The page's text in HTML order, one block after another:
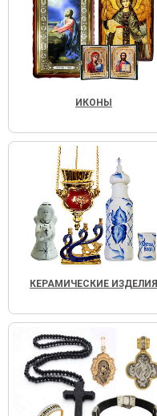
ИКОНЫ
КЕРАМИЧЕСКИЕ ИЗДЕЛИЯ